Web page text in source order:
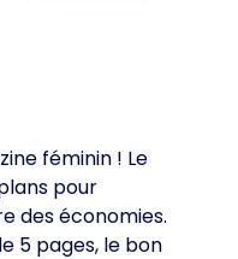
féminin ! Le
pour
des économies.
5 pages, le bon